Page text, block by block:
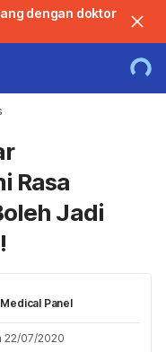
dengan doktor
Rasa
Jadi
Panel
22/07/2020